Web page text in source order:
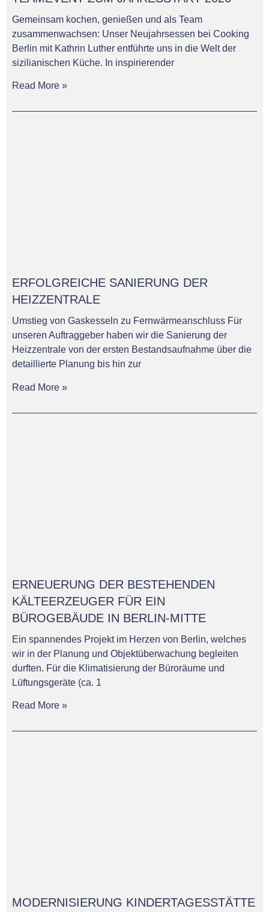
Gemeinsam kochen, genießen und als Team
zusammenwachsen: Unser Neujahrsessen bei Cooking
Berlin mit Kathrin Luther entführte uns in die Welt der
sizilianischen Küche. In inspirierender
Read More »
ERFOLGREICHE SANIERUNG DER
HEIZZENTRALE
Umstieg von Gaskesseln zu Fernwärmeanschluss Für
unseren Auftraggeber haben wir die Sanierung der
Heizzentrale von der ersten Bestandsaufnahme über die
detaillierte Planung bis hin zur
Read More »
ERNEUERUNG DER BESTEHENDEN
KÄLTEERZEUGER FÜR EIN
BÜROGEBÄUDE IN BERLIN-MITTE
Ein spannendes Projekt im Herzen von Berlin, welches
wir in der Planung und Objektüberwachung begleiten
durften. Für die Klimatisierung der Büroräume und
Lüftungsgeräte (ca. 1
Read More »
MODERNISIERUNG KINDERTAGESSTÄTTE